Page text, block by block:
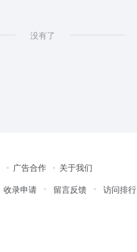
没有了
广告合作
关于我们
收录申请 留言反馈 访问排行